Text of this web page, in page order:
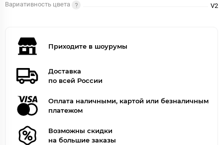
Вариативность цвета
V2
Приходите в шоурумы
Доставка
по всей России
Оплата наличными, картой или безналичным
платежом
Возможны скидки
на большие заказы